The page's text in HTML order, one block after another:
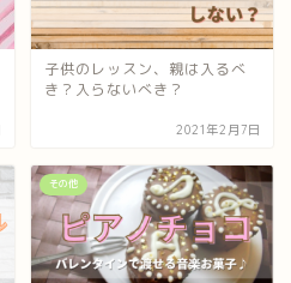
子供のレッスン、親は入るべ
き？入らないべき？
2021年2月7日
その他